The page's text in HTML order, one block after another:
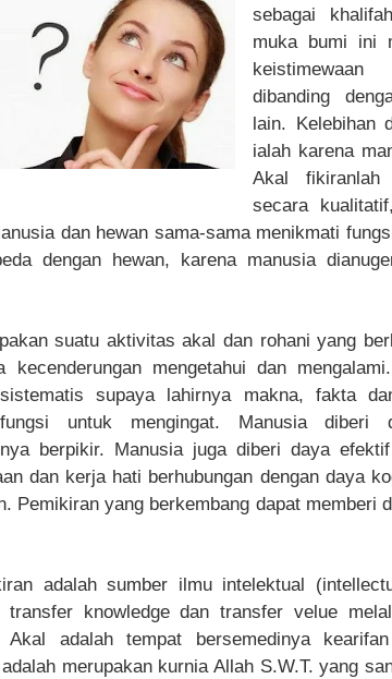
sebagai
muka bumi ini
dibanding
lain. Kelebihan
ialah karena
Akal fikiranlah
secara
dan hewan sama-sama menikmati
dengan hewan, karena manusia
suatu aktivitas akal dan rohani yang
kecenderungan mengetahui dan
supaya lahirnya makna, fakta
untuk mengingat. Manusia diberi
berpikir. Manusia juga diberi daya
dan kerja hati berhubungan dengan daya
Pemikiran yang berkembang dapat memberi
adalah sumber ilmu intelektual
transfer knowledge dan transfer velue
adalah tempat bersemedinya
merupakan kurnia Allah S.W.T. yang